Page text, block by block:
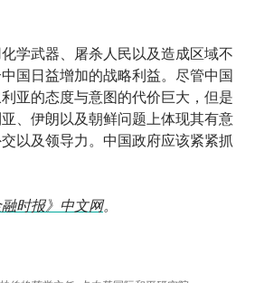
学武器、屠杀人民以及造成区域不
国日益增加的战略利益。尽管中国
亚的态度与意图的代价巨大，但是
、伊朗以及朝鲜问题上体现其有意
以及领导力。中国政府应该紧紧抓
时报》中文网。